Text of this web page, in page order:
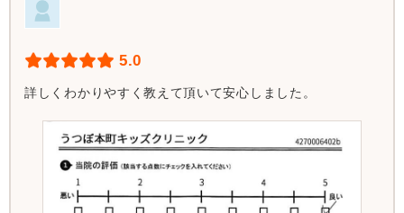
5.0
詳しくわかりやすく教えて頂いて安心しました。